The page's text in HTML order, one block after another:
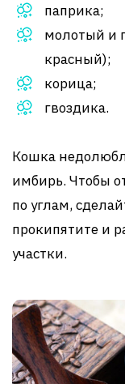
паприка;
молотый и
красный);
корица;
гвоздика.
Кошка
имбирь. Чтобы
по углам,
прокипятите и
участки.